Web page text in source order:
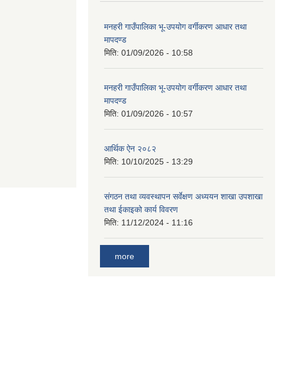
मनहरी गाउँपालिका भू-उपयोग वर्गीकरण आधार तथा
मापदण्ड
मिति: 01/09/2026 - 10:58
मनहरी गाउँपालिका भू-उपयोग वर्गीकरण आधार तथा
मापदण्ड
मिति: 01/09/2026 - 10:57
आर्थिक ऐन २०८२
मिति: 10/10/2025 - 13:29
संगठन तथा व्यवस्थापन सर्वेक्षण अध्ययन शाखा उपशाखा
तथा ईकाइको कार्य विवरण
मिति: 11/12/2024 - 11:16
more